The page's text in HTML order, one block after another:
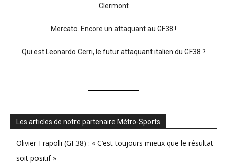
Clermont
Mercato. Encore un attaquant au GF38 !
Qui est Leonardo Cerri, le futur attaquant italien du GF38 ?
Les articles de notre partenaire Métro-Sports
Olivier Frapolli (GF38) : « C’est toujours mieux que le résultat
soit positif »